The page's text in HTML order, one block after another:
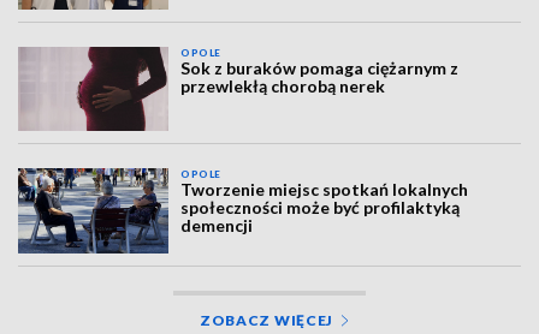
OPOLE
Sok z buraków pomaga ciężarnym z
przewlekłą chorobą nerek
OPOLE
Tworzenie miejsc spotkań lokalnych
społeczności może być profilaktyką
demencji
ZOBACZ WIĘCEJ